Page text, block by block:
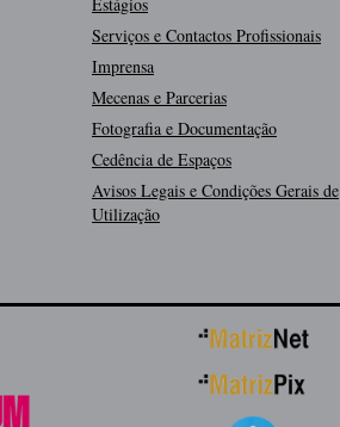
Serviços e Contactos Profissionais
Imprensa
Mecenas e Parcerias
Fotografia e Documentação
Cedência de Espaços
Avisos Legais e Condições Gerais de
Utilização